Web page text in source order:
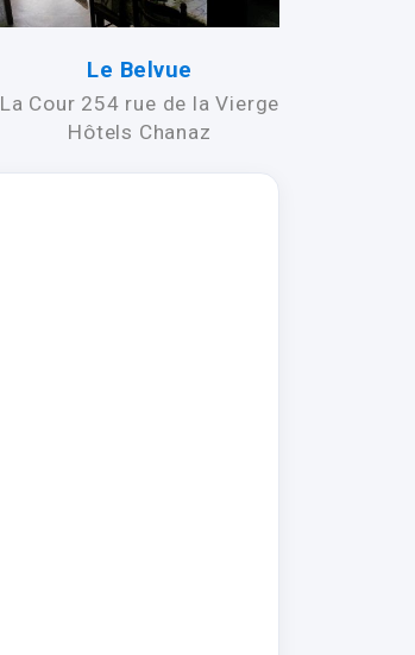
Le Belvue
La Cour 254 rue de la Vierge
Hôtels Chanaz